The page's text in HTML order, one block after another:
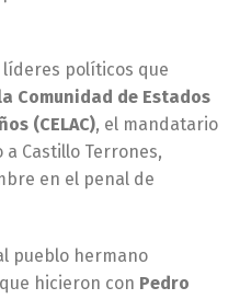
líderes políticos que
Comunidad de Estados
(CELAC), el mandatario
Castillo Terrones,
en el penal de
pueblo hermano
hicieron con Pedro